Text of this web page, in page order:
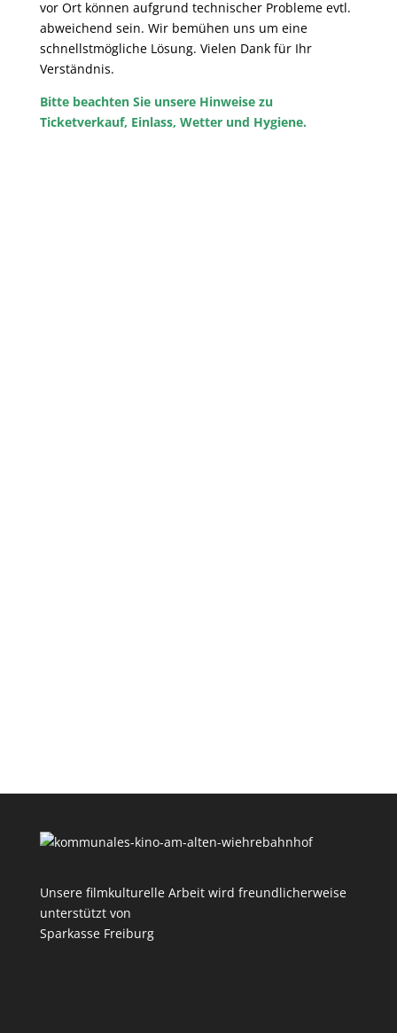
vor Ort können aufgrund technischer Probleme evtl.
abweichend sein. Wir bemühen uns um eine
schnellstmögliche Lösung. Vielen Dank für Ihr
Verständnis.
Bitte beachten Sie unsere Hinweise zu
Ticketverkauf, Einlass, Wetter und Hygiene.
Unsere filmkulturelle Arbeit wird freundlicherweise
unterstützt von
Sparkasse Freiburg